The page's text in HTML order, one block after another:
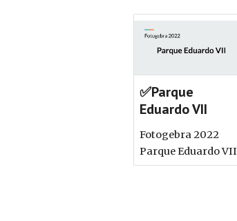
✅Parque
Eduardo VII
Fotogebra 2022
Parque Eduardo VII